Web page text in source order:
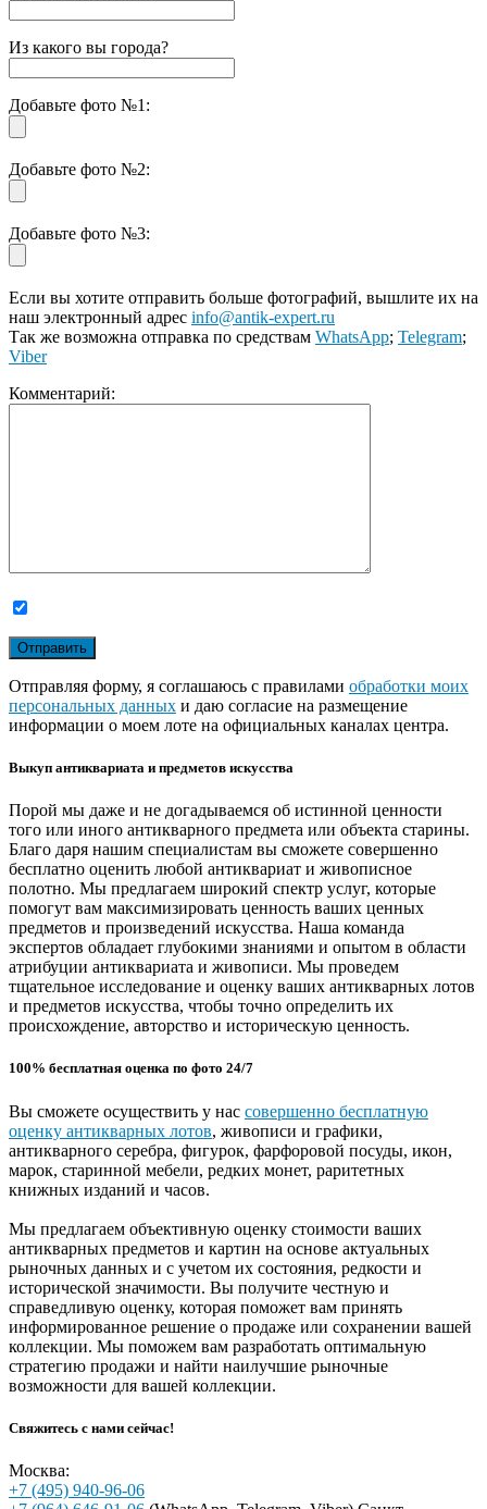
Из какого вы города?
Добавьте фото №1:
Добавьте фото №2:
Добавьте фото №3:
Если вы хотите отправить больше фотографий, вышлите их на
наш электронный адрес info@antik-expert.ru
Так же возможна отправка по средствам WhatsApp; Telegram;
Viber
Комментарий:
Отправляя форму, я соглашаюсь с правилами обработки моих
персональных данных и даю согласие на размещение
информации о моем лоте на официальных каналах центра.
Выкуп антиквариата и предметов искусства
Порой мы даже и не догадываемся об истинной ценности
того или иного антикварного предмета или объекта старины.
Благо даря нашим специалистам вы сможете совершенно
бесплатно оценить любой антиквариат и живописное
полотно. Мы предлагаем широкий спектр услуг, которые
помогут вам максимизировать ценность ваших ценных
предметов и произведений искусства. Наша команда
экспертов обладает глубокими знаниями и опытом в области
атрибуции антиквариата и живописи. Мы проведем
тщательное исследование и оценку ваших антикварных лотов
и предметов искусства, чтобы точно определить их
происхождение, авторство и историческую ценность.
100% бесплатная оценка по фото 24/7
Вы сможете осуществить у нас совершенно бесплатную
оценку антикварных лотов, живописи и графики,
антикварного серебра, фигурок, фарфоровой посуды, икон,
марок, старинной мебели, редких монет, раритетных
книжных изданий и часов.
Мы предлагаем объективную оценку стоимости ваших
антикварных предметов и картин на основе актуальных
рыночных данных и с учетом их состояния, редкости и
исторической значимости. Вы получите честную и
справедливую оценку, которая поможет вам принять
информированное решение о продаже или сохранении вашей
коллекции. Мы поможем вам разработать оптимальную
стратегию продажи и найти наилучшие рыночные
возможности для вашей коллекции.
Свяжитесь с нами сейчас!
Москва:
+7 (495) 940-96-06